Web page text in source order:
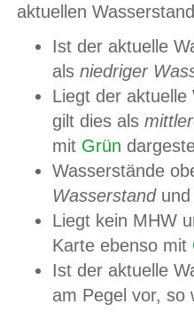
aktuellen
Ist der aktuelle
als niedriger
Liegt der
gilt dies als
mit Grün
Wasserstände
Wasserstandund
Liegt kein MHW
Karte ebenso mit
Ist der aktuelle
am Pegel vor,